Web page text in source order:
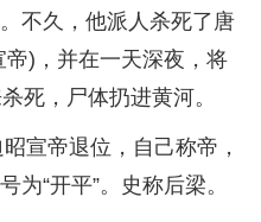
不久，他派人杀死了唐
)，并在一天深夜，将
死，尸体扔进黄河。
帝退位，自己称帝，
为“开平”。史称后梁。